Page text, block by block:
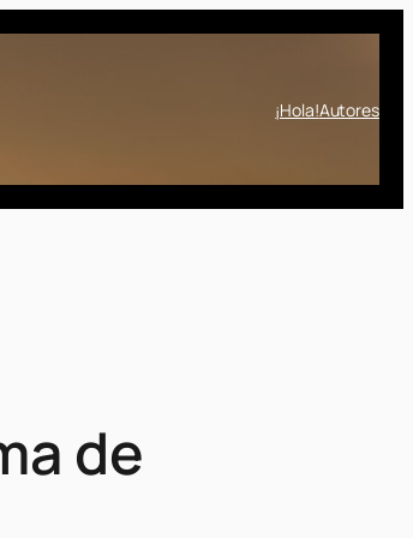
¡Hola!Autores
de